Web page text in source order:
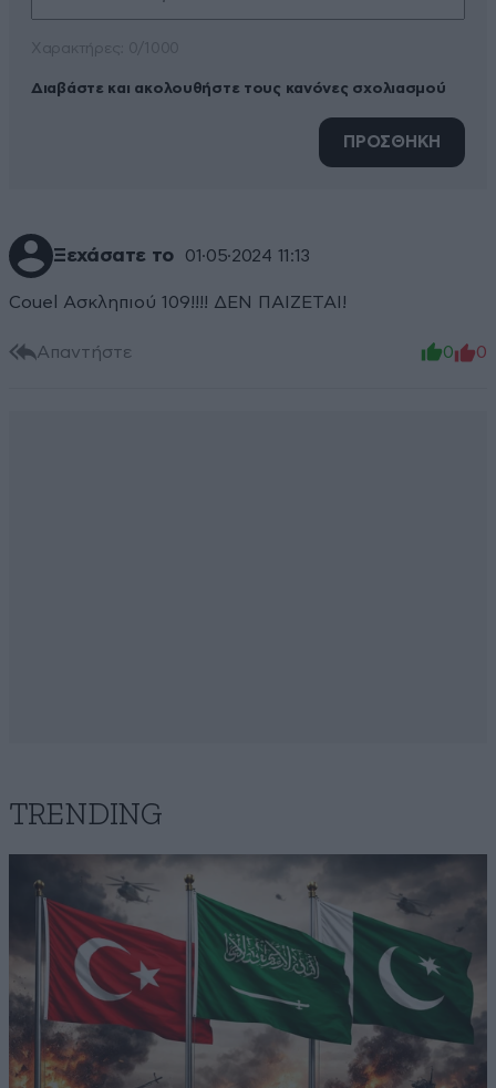
Διαβάστε και ακολουθήστε τους κανόνες σχολιασμού
ΠΡΟΣΘΗΚΗ
Ξεχάσατε το 01·05·2024 11:13
Couel Ασκληπιού 109!!!! ΔΕΝ ΠΑΙΖΕΤΑΙ!
Απαντήστε 0 0
TRENDING